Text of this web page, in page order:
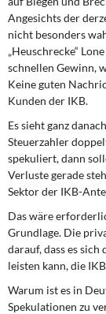
Angesichts der
nicht besonders
„Heuschrecke“
schnellen Gewinn,
Keine guten
Kunden der IKB.
Es sieht ganz
Steuerzahler
spekuliert, dann
Verluste gerade
Sektor der IKB-
Das wäre
Grundlage. Die
darauf, dass es
leisten kann, die
Warum ist es in
Spekulationen zu